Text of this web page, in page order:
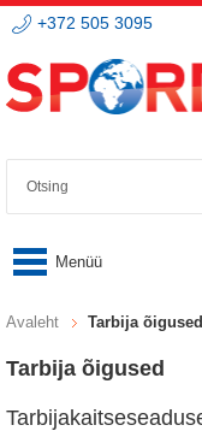
+372 505 3095
Avaleht Tarbija
Tarbija õigused